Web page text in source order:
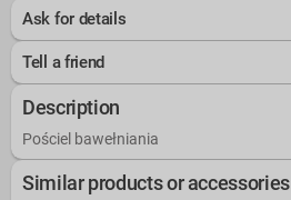
Ask for details
Tell a friend
Description
Pościel bawełniania
Similar products or accessories